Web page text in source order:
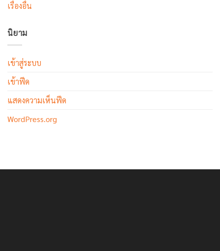
เรื่่องอื่น
นิยาม
เข้าสู่ระบบ
เข้าฟีด
แสดงความเห็นฟีด
WordPress.org